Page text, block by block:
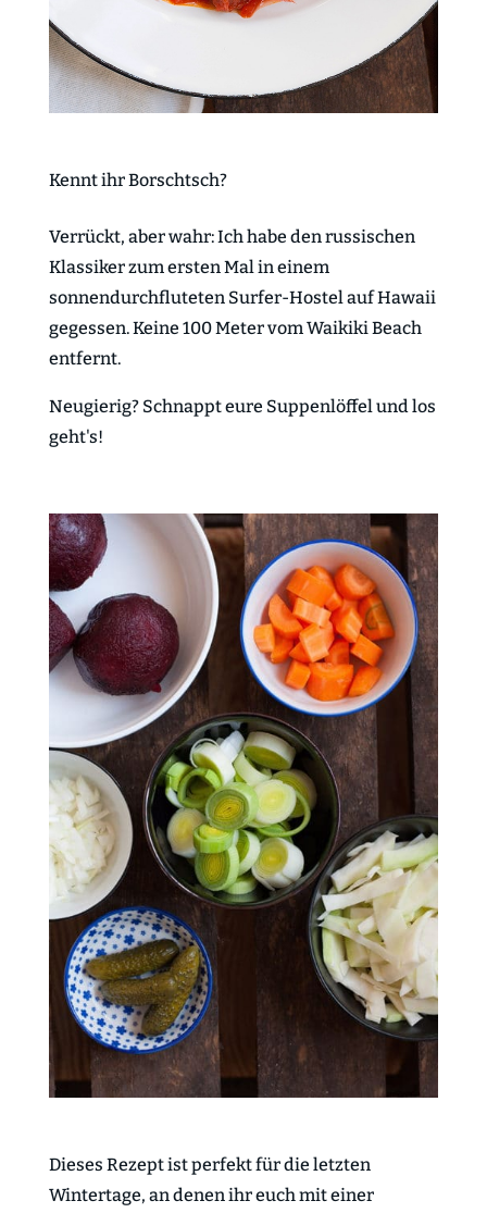
Kennt ihr Borschtsch?
Verrückt, aber wahr: Ich habe den russischen
Klassiker zum ersten Mal in einem
sonnendurchfluteten Surfer-Hostel auf Hawaii
gegessen. Keine 100 Meter vom Waikiki Beach
entfernt.
Neugierig? Schnappt eure Suppenlöffel und los
geht's!
Dieses Rezept ist perfekt für die letzten
Wintertage, an denen ihr euch mit einer